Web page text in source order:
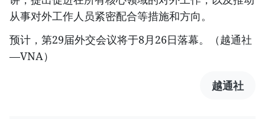
从事对外工作人员紧密配合等措施和方向。
预计，第29届外交会议将于8月26日落幕。（越通社
—VNA）
越通社